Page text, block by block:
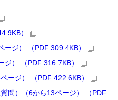
）
ジ） （PDF 309.4KB）
） （PDF 316.7KB）
ージ） （PDF 422.6KB）
問）（6から13ページ） （PDF